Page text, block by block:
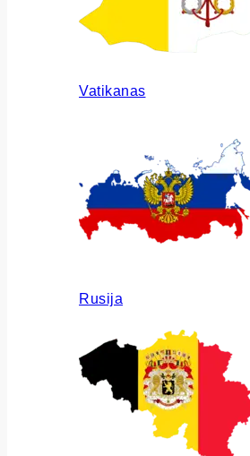
Vatikanas
Rusija